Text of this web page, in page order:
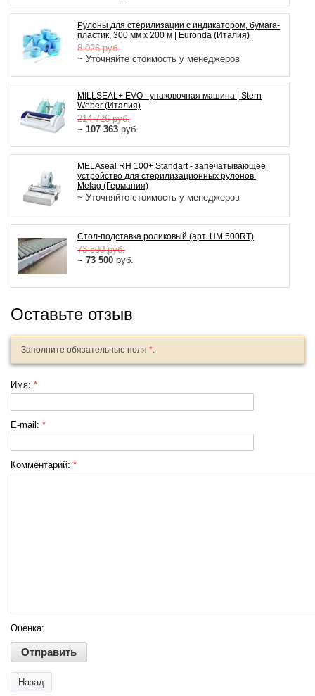
Рулоны для стерилизации с индикатором, бумага-
пластик, 300 мм х 200 м | Euronda (Италия)
8 026руб.
~ Уточняйте стоимость у менеджеров
MILLSEAL+ EVO - упаковочная машина | Stern
Weber (Италия)
214 726руб.
~ 107 363 руб.
MELAseal RH 100+ Standart - запечатывающее
устройство для стерилизационных рулонов |
Melag (Германия)
~ Уточняйте стоимость у менеджеров
Стол-подставка роликовый (арт. HM 500RT)
73 500руб.
~ 73 500 руб.
Оставьте отзыв
Заполните обязательные поля *
Имя: *
E-mail: *
Комментарий: *
Оценка:
Назад